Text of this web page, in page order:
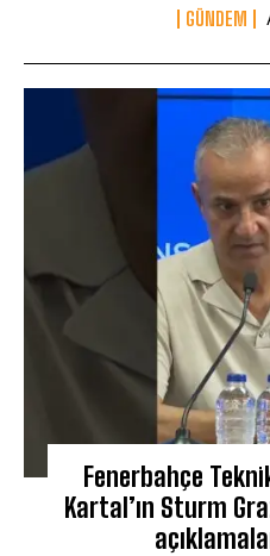
GÜNDEM
Fenerbahçe
Kartal’ın Sturm